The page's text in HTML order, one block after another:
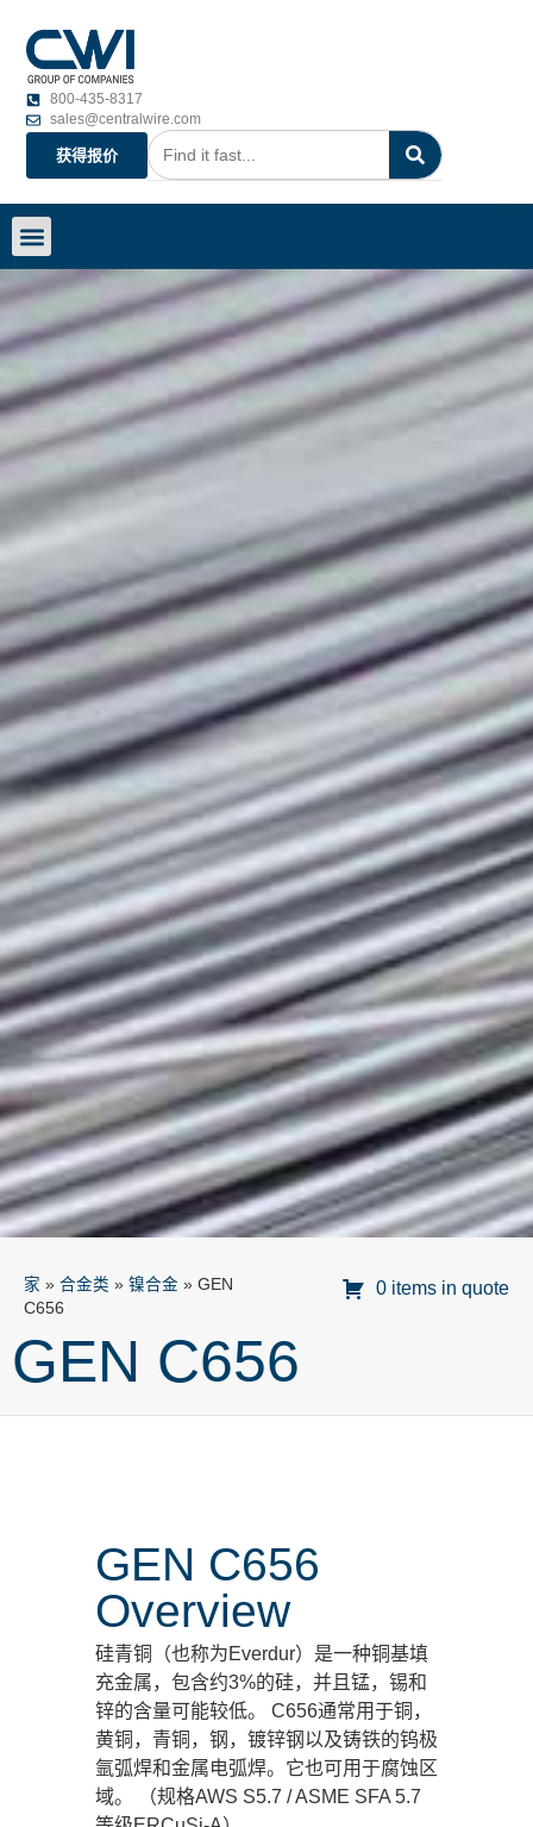
800-435-8317
sales@centralwire.com
获得报价
家 » 合金类 » 镍合金 » GEN
C656
0 items in quote
GEN C656
GEN C656
Overview
硅青铜（也称为Everdur）是一种铜基填
充金属，包含约3%的硅，并且锰，锡和
锌的含量可能较低。 C656通常用于铜，
黄铜，青铜，钢，镀锌钢以及铸铁的钨极
氩弧焊和金属电弧焊。它也可用于腐蚀区
域。 （规格AWS S5.7 / ASME SFA 5.7